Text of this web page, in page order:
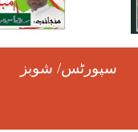
سپورٹس/ شوبز